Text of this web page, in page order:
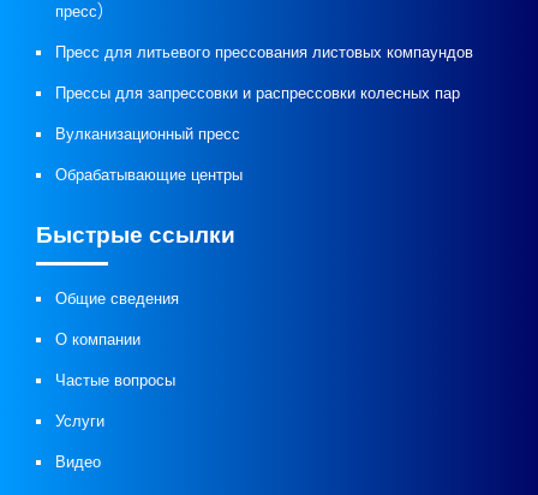
пресс)
Пресс для литьевого прессования листовых компаундов
Прессы для запрессовки и распрессовки колесных пар
Вулканизационный пресс
Обрабатывающие центры
Быстрые ссылки
Общие сведения
О компании
Частые вопросы
Услуги
Видео